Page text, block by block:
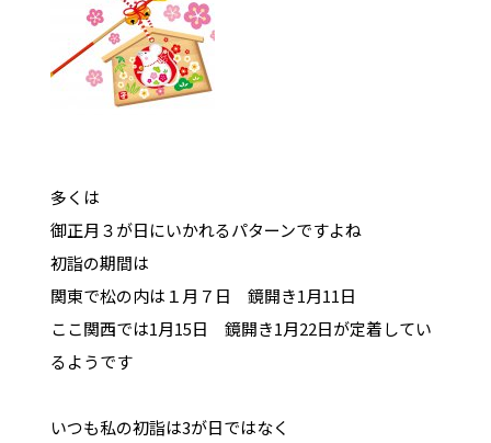
多くは
御正月３が日にいかれるパターンですよね
初詣の期間は
関東で松の内は１月７日 鏡開き1月11日
ここ関西では1月15日 鏡開き1月22日が定着してい
るようです
いつも私の初詣は3が日ではなく